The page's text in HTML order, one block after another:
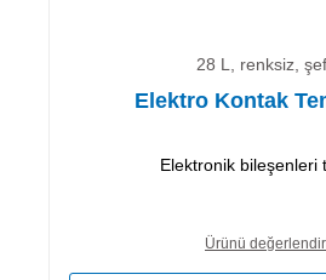
28 L, renksiz,
Elektro Kontak
Elektronik bileşenleri
Ürünü